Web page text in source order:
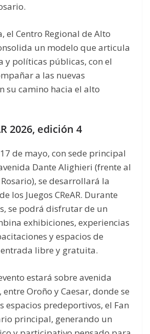
el Centro Regional de Alto
un modelo que articula
y políticas públicas, con el
a las nuevas
su camino hacia el alto
2026, edición 4
de mayo, con sede principal
Dante Alighieri (frente al
se desarrollará la
los Juegos CReAR. Durante
se podrá disfrutar de un
exhibiciones, experiencias
y espacios de
libre y gratuita.
estará sobre avenida
Oroño y Caesar, donde se
espacios predeportivos, el Fan
principal, generando un